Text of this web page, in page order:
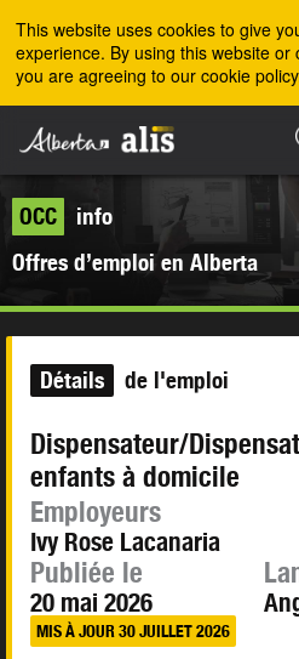
This website uses cookies to give
experience. By using this website or
you are agreeing to our cookie
OCC
info
Offres d’emploi en Alberta
Détails de l'emploi
Dispensateur/
enfants à domicile
Employeurs
Ivy Rose Lacanaria
Publiée le
20 mai 2026
MIS À JOUR 30 JUILLET 2026